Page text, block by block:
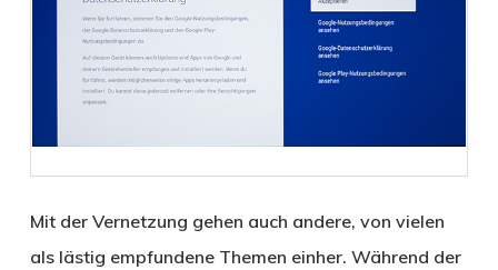
Mit der Vernetzung gehen auch andere, von vielen
als lästig empfundene Themen einher. Während der